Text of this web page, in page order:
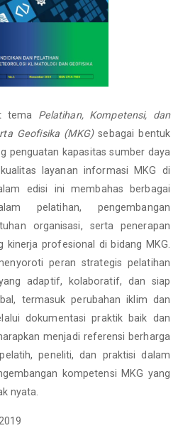
tema Pelatihan, Kompetensi, dan
Geofisika (MKG)sebagai bentuk
penguatan kapasitas sumber daya
layanan informasi MKG di
edisi ini membahas berbagai
pelatihan, pengembangan
organisasi, serta penerapan
kinerja profesional di bidang MKG.
peran strategis pelatihan
adaptif, kolaboratif, dan siap
termasuk perubahan iklim dan
dokumentasi praktik baik dan
menjadi referensi berharga
peneliti, dan praktisi dalam
kompetensi MKG yang
nyata.